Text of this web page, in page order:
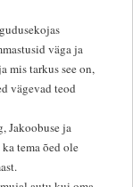
väga ja
mis tarkus see on,
vägevad teod
Jakoobuse ja
tema õed ole